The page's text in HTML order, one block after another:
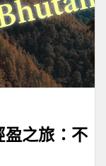
之旅：不